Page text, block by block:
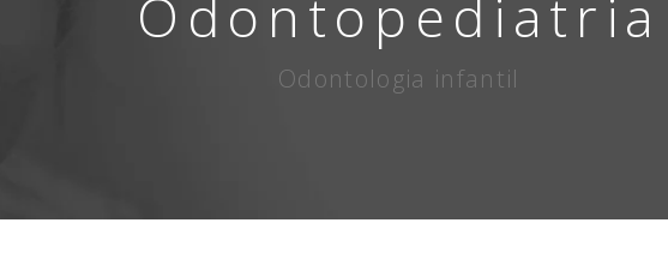
Odontopediatria
Odontologia infantil